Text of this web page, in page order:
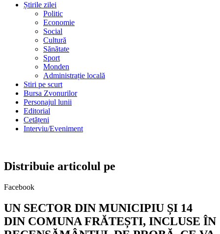
Știrile zilei
Politic
Economie
Social
Cultură
Sănătate
Sport
Monden
Administrație locală
Stiri pe scurt
Bursa Zvonurilor
Personajul lunii
Editorial
Cetățeni
Interviu/Eveniment
Distribuie articolul pe
Facebook
UN SECTOR DIN MUNICIPIU ȘI 14
DIN COMUNA FRĂTEȘTI, INCLUSE ÎN